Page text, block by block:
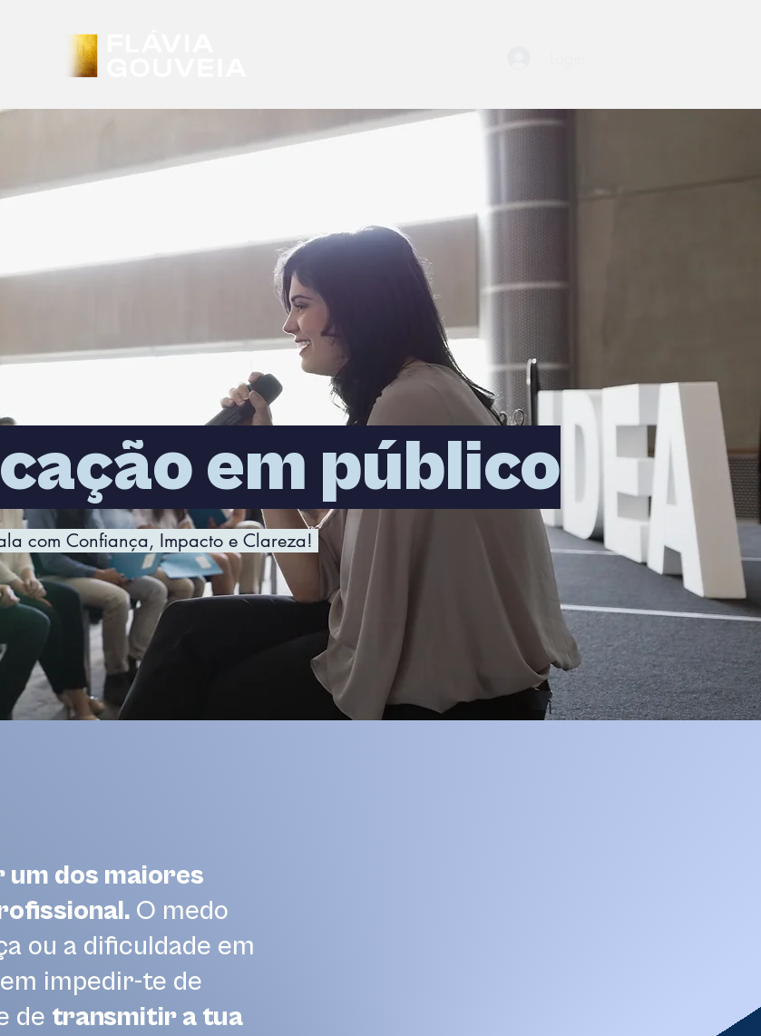
em público
com Confiança, Impacto e Clareza!
um dos maiores
O medo
ou a dificuldade em
impedir-te de
de transmitir a tua